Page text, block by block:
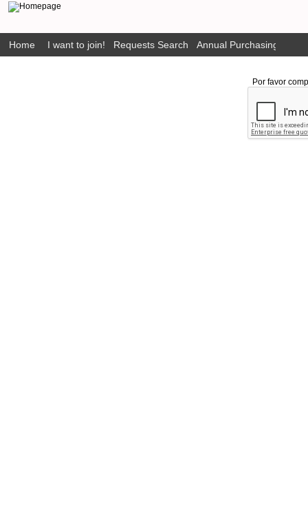
Home I want to join! Requests Search Annual Purchasing Plan
Por favor